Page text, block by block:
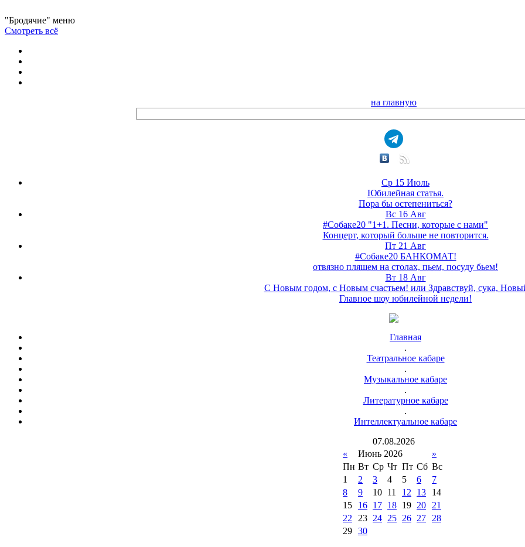
"Бродячие" меню
Смотреть всё
на главную
Ср 15 Июль
Юбилейная статья.
Пора бы остепениться?
Вс 16 Авг
#Собаке20 "1+1. Песни, которые с нами"
Концерт, который больше не повторится.
Пт 21 Авг
#Собаке20 БАНКОМАТ!
отвязно пляшем на столах, пьем, посуду бьем!
Вт 18 Авг
С Новым годом, с Новым счастьем! или Здравствуй, сука,
Главное шоу юбилейной недели!
Главная
.
Театральное кабаре
.
Музыкальное кабаре
.
Литературное кабаре
.
Интеллектуальное кабаре
07.08.2026
«
Июнь 2026
»
Пн Вт Ср Чт Пт Сб Вс
1
2 3 4 5 6
7
8
9 10 11 12 13
14
15
16 17 18 19 20
21
22
23 24 25 26 27
28
29 30